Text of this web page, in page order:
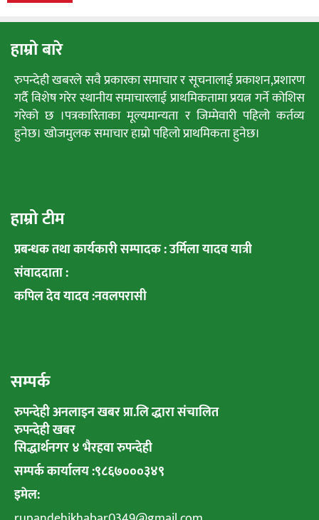
हाम्रो बारे
रुपन्देही खबरले सवै प्रकारका समाचार र सूचनालाई प्रकाशन,प्रशारण
गर्दै विशेष गरेर स्थानीय समाचारलाई प्राथमिकतामा प्रयत्न गर्ने कोशिस
गरेको छ ।पत्रकारिताका मूल्यमान्यता र जिम्मेवारी पहिलो कर्तव्य
हुनेछ। खोजमुलक समाचार हाम्रो पहिलो प्राथमिकता हुनेछ।
हाम्रो टीम
प्रबन्धक तथा कार्यकारी सम्पादक : उर्मिला यादव यात्री
संवाददाता :
कपिल देव यादव :नवलपरासी
सम्पर्क
रुपन्देही अनलाइन खबर प्रा.लि द्धारा संचालित
रुपन्देही खबर
सिद्धार्थनगर ४ भैरहवा रुपन्देही
सम्पर्क कार्यालय :९८६७०००३४९
इमेल: